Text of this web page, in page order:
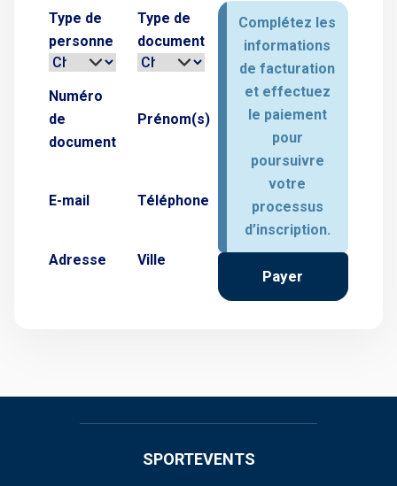
Type de
personne
Type de
document
Numéro
de
document
Prénom(s)
E-mail Téléphone
Adresse Ville
Complétez les
informations
de facturation
et effectuez
le paiement
pour
poursuivre
votre
processus
d’inscription.
Payer
SPORTEVENTS